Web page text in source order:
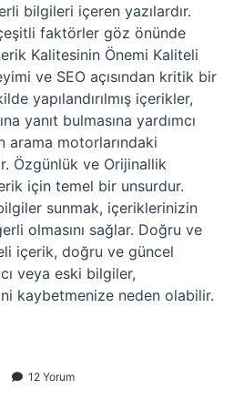
bilgileri içeren yazılardır.
faktörler göz önünde
Kalitesinin Önemi Kaliteli
ve SEO açısından kritik bir
yapılandırılmış içerikler,
yanıt bulmasına yardımcı
arama motorlarındaki
Özgünlük ve Orijinallik
için temel bir unsurdur.
sunmak, içeriklerinizin
olmasını sağlar. Doğru ve
içerik, doğru ve güncel
veya eski bilgiler,
kaybetmenize neden olabilir.
12 Yorum